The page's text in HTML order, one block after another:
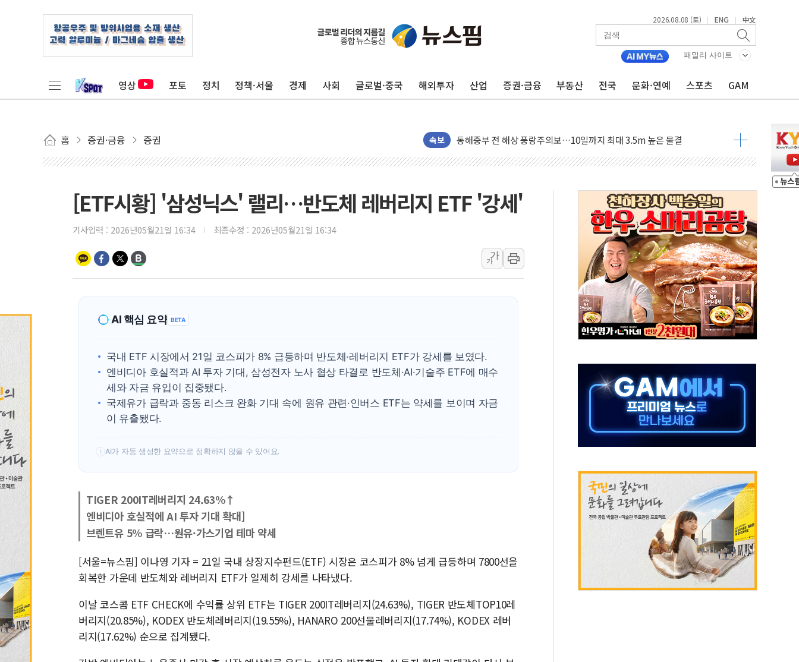
2026.08.08 (토) | ENG | 中文
패밀리 사이트
영상 포토 정치 정책·서울 경제 사회 글로벌·중국 해외투자 산업 증권·금융 부동산 전국 문화·연예 스포츠 GAM
홈 증권·금융 증권 속보
'화합' 꺼낸 김민석에 '뻔뻔' 받아친 정청래…제주 연설서 신경전 고조
李대통령, ISA 개편 재검토 지시…與 "적극 환영"·野 "졸속 국정"
연일 폭염에 온열질환 사망 23명…정부, 비상대응기구 가동
中 전방위 아파트 부양, 수도 베이징도 부동산 규제 철폐
동해시, 11~14일 '별똥별 멍' 운영…페르세우스 유성우 관측
강원 중·남부 동해안 시간당 50mm 이상 폭우…호우경보 발효
청양 밭에서 일하던 90대 숨져…온열질환 여부 조사
폭염에 車 운전면허 기능시험 오전 집중 편성…체감온도 38도 넘으면 중단
李대통령, 'ISA·주가누르기 방지법' 전면 재검토 지시
'호우 특보' 경북 울진 시간당 20~30mm 강한 비...가뭄 해소될 듯
주말 무더위·열대야 지속…내륙 곳곳 소나기
오세훈 "용산공원 주택 검토, 민주당 스스로 원칙 뒤집는 것"
충북 주말 무더위 지속…청주·진천 35도, 곳곳 소나기
10월 보완수사권 폐지·공소청 출범…피해자들 '범죄 사각지대' 우려
한상협, 업계 개인정보 보안 새판 짠다…'자율규제단체' 타진
민주당, 오늘 제주·인천 경선 발표...김민석 '재역전' vs 정청래 '격차 확대'
뉴욕증시, 고용 쇼크에 금리 인상 우려 후퇴…S&P500 최고치
트럼프, 쿡 연준 이사 해임 재추진…"26일까지 의혹 소명" 요구
[ETF시황] '삼성닉스' 랠리…반도체 레버리지 ETF '강세'
기사입력 : 2026년05월21일 16:34 최종수정 : 2026년05월21일 16:34
가
가
AI 핵심 요약 BETA
국내 ETF 시장에서 21일 코스피가 8% 급등하며 반도체·레버리지 ETF가 강세를 보였다.
엔비디아 호실적과 AI 투자 기대, 삼성전자 노사 협상 타결로 반도체·AI·기술주 ETF에 매수
세와 자금 유입이 집중됐다.
국제유가 급락과 중동 리스크 완화 기대 속에 원유 관련·인버스 ETF는 약세를 보이며 자금
이 유출됐다.
! AI가 자동 생성한 요약으로 정확하지 않을 수 있어요.
TIGER 200IT레버리지 24.63%↑
엔비디아 호실적에 AI 투자 기대 확대]
브렌트유 5% 급락…원유·가스기업 테마 약세
[서울=뉴스핌] 이나영 기자 = 21일 국내 상장지수펀드(ETF) 시장은 코스피가 8% 넘게 급등하며 7800선을
회복한 가운데 반도체와 레버리지 ETF가 일제히 강세를 나타냈다.
이날 코스콤 ETF CHECK에 수익률 상위 ETF는 TIGER 200IT레버리지(24.63%), TIGER 반도체TOP10레
버리지(20.85%), KODEX 반도체레버리지(19.55%), HANARO 200선물레버리지(17.74%), KODEX 레버
리지(17.62%) 순으로 집계됐다.